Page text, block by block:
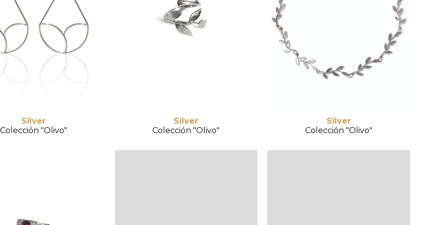
Silver
Colección "Olivo"
Silver
Colección "Olivo"
Silver
Colección "Olivo"